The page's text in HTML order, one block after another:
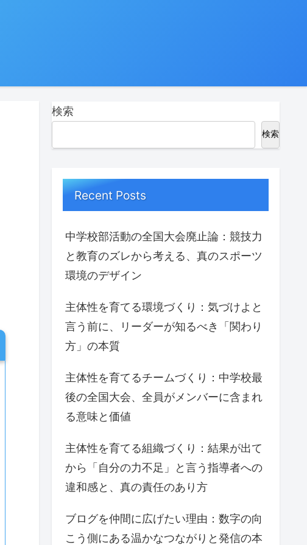
検索
検索
Recent Posts
中学校部活動の全国大会廃止論：競技力
と教育のズレから考える、真のスポーツ
環境のデザイン
主体性を育てる環境づくり：気づけよと
言う前に、リーダーが知るべき「関わり
方」の本質
主体性を育てるチームづくり：中学校最
後の全国大会、全員がメンバーに含まれ
る意味と価値
主体性を育てる組織づくり：結果が出て
から「自分の力不足」と言う指導者への
違和感と、真の責任のあり方
ブログを仲間に広げたい理由：数字の向
こう側にある温かなつながりと発信の本